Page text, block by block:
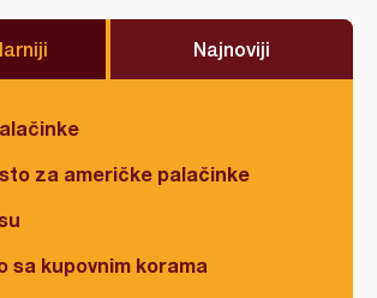
Najnoviji
za američke palačinke
sa kupovnim korama